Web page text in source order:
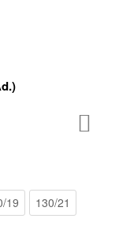
19 130/21